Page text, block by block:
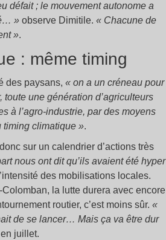
défait ; le mouvement autonome a
» observe Dimitile. « Chacune de
».
: même timing
des paysans, « on a un créneau pour
une génération d’agriculteurs
à l’agro-industrie, par des moyens
timing climatique ».
sur un calendrier d’actions très
nous ont dit qu’ils avaient été hyper
des mobilisations locales.
la lutte durera avec encore
routier, c’est moins sûr. «
de se lancer… Mais ça va être dur
juillet.